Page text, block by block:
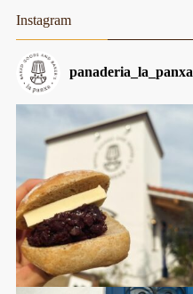
Instagram
panaderia_la_panxa